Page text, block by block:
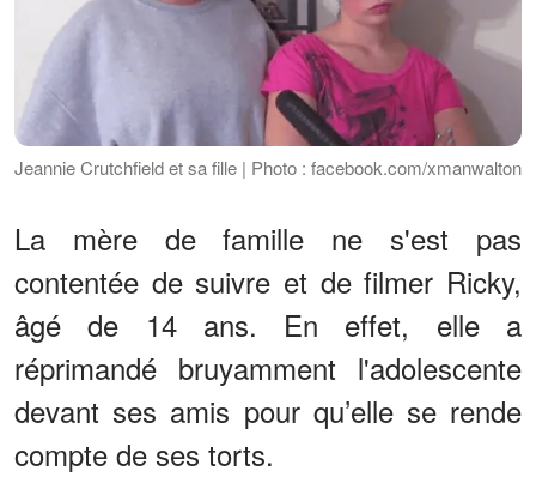
Jeannie Crutchfield et sa fille | Photo : facebook.com/xmanwalton
La mère de famille ne s'est pas
contentée de suivre et de filmer Ricky,
âgé de 14 ans. En effet, elle a
réprimandé bruyamment l'adolescente
devant ses amis pour qu’elle se rende
compte de ses torts.